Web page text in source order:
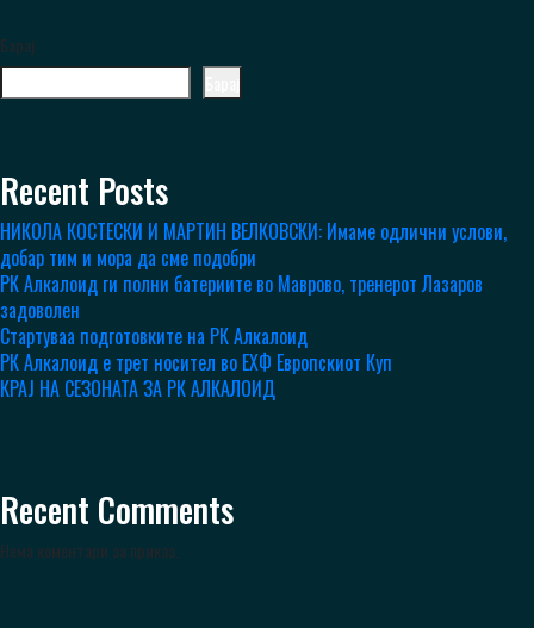
Барај
Recent Posts
НИКОЛА КОСТЕСКИ И МАРТИН ВЕЛКОВСКИ: Имаме одлични услови,
добар тим и мора да сме подобри
РК Алкалоид ги полни батериите во Маврово, тренерот Лазаров
задоволен
Стартуваа подготовките на РК Алкалоид
РК Алкалоид е трет носител во ЕХФ Европскиот Куп
КРАЈ НА СЕЗОНАТА ЗА РК АЛКАЛОИД
Recent Comments
Нема коментари за приказ.